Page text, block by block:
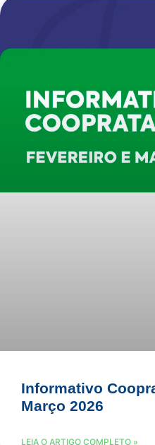
Informativo
Março 2026
LEIA O ARTIGO COMPLETO »